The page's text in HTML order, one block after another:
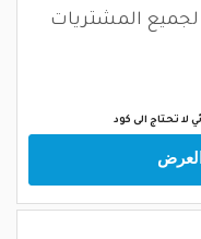
المشتريات
لا تحتاج الى كود